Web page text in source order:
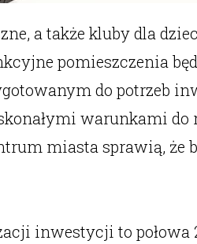
a także kluby dla
pomieszczenia
do potrzeb
warunkami do
miasta sprawią,
inwestycji to połowa